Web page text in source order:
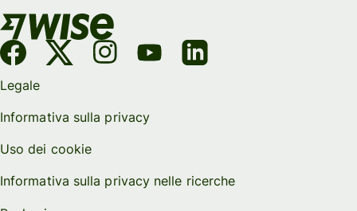
Legale
Informativa sulla privacy
Uso dei cookie
Informativa sulla privacy nelle ricerche